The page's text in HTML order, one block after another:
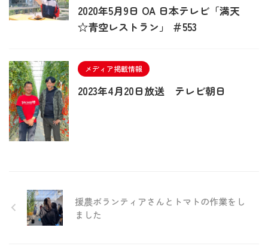
2020年5月9日 OA 日本テレビ「満天
☆青空レストラン」 ＃553
メディア掲載情報
2023年4月20日放送 テレビ朝日
援農ボランティアさんとトマトの作業をし
ました